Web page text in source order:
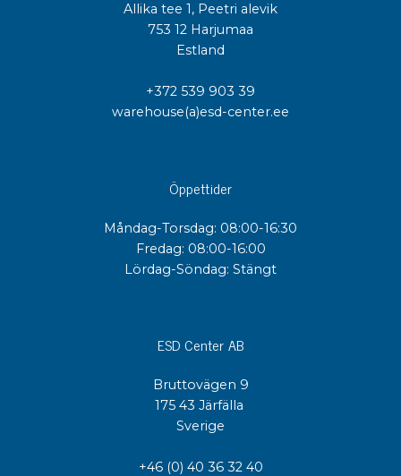
Allika tee 1, Peetri alevik
753 12 Harjumaa
Estland
+372 539 903 39
warehouse(a)esd-center.ee
Öppettider
Måndag-Torsdag: 08:00-16:30
Fredag: 08:00-16:00
Lördag-Söndag: Stängt
ESD Center AB
Bruttovägen 9
175 43 Järfälla
Sverige
+46 (0) 40 36 32 40